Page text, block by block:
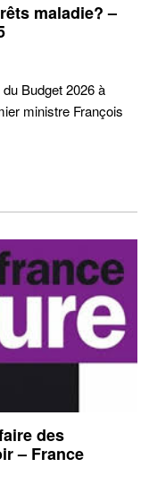
maladie? –
Budget 2026 à
ministre François
des
– France